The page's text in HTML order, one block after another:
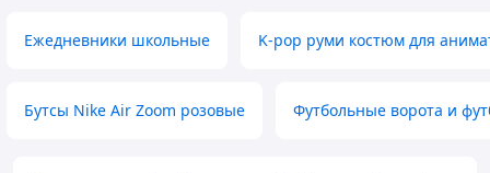
Ежедневники школьные K-pop руми костюм для
Бутсы Nike Air Zoom розовые Футбольные ворота и